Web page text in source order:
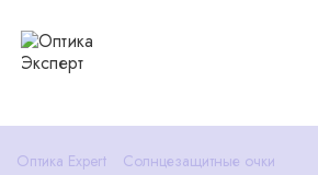
Оптика Expert
Солнцезащитные очки